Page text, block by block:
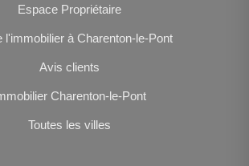
Espace Propriétaire
l'immobilier à Charenton-le-Pont
Avis clients
Charenton-le-Pont
Toutes les villes